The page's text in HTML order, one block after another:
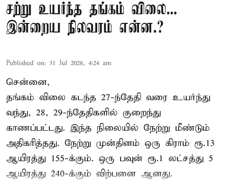
சற்று உயர்ந்த தங்கம் விலை...
இன்றைய நிலவரம் என்ன.?
Published on: 31 Jul 2026, 4:24 am
சென்னை,
தங்கம் விலை கடந்த 27-ந்தேதி வரை உயர்ந்து
வந்து, 28, 29-ந்தேதிகளில் குறைந்து
காணப்பட்டது. இந்த நிலையில் நேற்று மீண்டும்
அதிகரித்தது. நேற்று முன்தினம் ஒரு கிராம் ரூ.13
ஆயிரத்து 155-க்கும். ஒரு பவுன் ரூ.1 லட்சத்து 5
ஆயிரத்து 240-க்கும் விற்பனை ஆனது.